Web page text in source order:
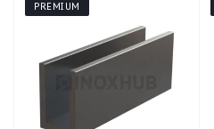
PREMIUM